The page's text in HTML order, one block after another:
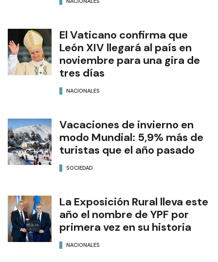
El Vaticano confirma que
León XIV llegará al país en
noviembre para una gira de
tres días
NACIONALES
Vacaciones de invierno en
modo Mundial: 5,9% más de
turistas que el año pasado
SOCIEDAD
La Exposición Rural lleva este
año el nombre de YPF por
primera vez en su historia
NACIONALES